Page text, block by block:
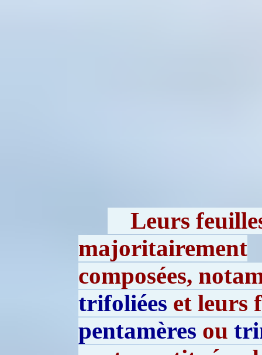
Leurs
majoritairement
composées,
trifoliées et leurs
pentamères ou